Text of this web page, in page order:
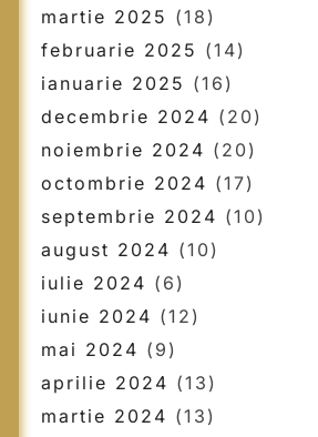
martie 2025 (18)
februarie 2025 (14)
ianuarie 2025 (16)
decembrie 2024 (20)
noiembrie 2024 (20)
octombrie 2024 (17)
septembrie 2024 (10)
august 2024 (10)
iulie 2024 (6)
iunie 2024 (12)
mai 2024 (9)
aprilie 2024 (13)
martie 2024 (13)